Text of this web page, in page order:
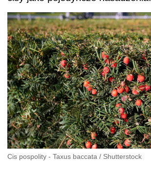
Cis pospolity - Taxus baccata / Shutterstock